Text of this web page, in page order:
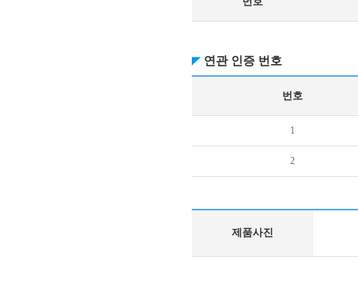
연관 인증 번호
번호
1
2
제품사진